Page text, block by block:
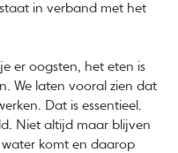
in verband met het
er oogsten, het eten is
We laten vooral zien dat
Dat is essentieel.
Niet altijd maar blijven
komt en daarop